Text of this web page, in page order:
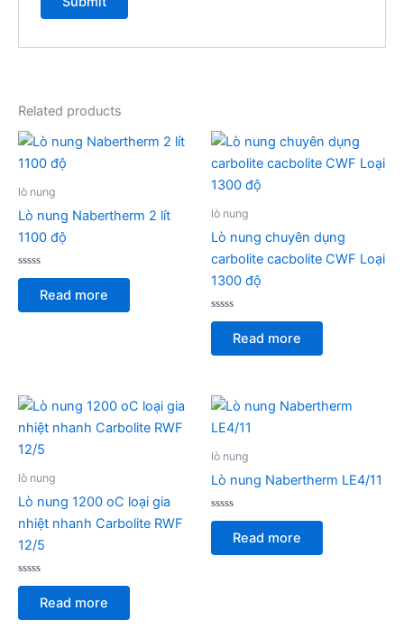
Related products
lò nung
Lò nung Nabertherm 2 lít
1100 độ
Rated
of
Read more
lò nung
Lò nung chuyên dụng
carbolite cacbolite CWF Loại
1300 độ
Rated
of
Read more
lò nung
Lò nung 1200 oC loại gia
nhiệt nhanh Carbolite RWF
12/5
Rated
of
Read more
lò nung
Lò nung Nabertherm LE4/11
Rated
of
Read more